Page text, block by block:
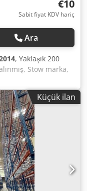
€10
Sabit fiyat KDV hariç
Ara
, Yaklaşık 200
Stow marka,
Metre
depodan teslim,
fazla ilgi olması
birlikte tüm raf
üzerine
yılı: 2014
Uhs Af
8 m, (kesin ölçü
genişliği:
iyi – çok iyi Teslim
Hamburg
Küçük ilan